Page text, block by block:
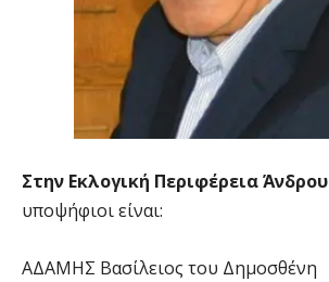
Στην Εκλογική Περιφέρεια Άνδρου
υποψήφιοι είναι:
ΑΔΑΜΗΣ Βασίλειος του Δημοσθένη